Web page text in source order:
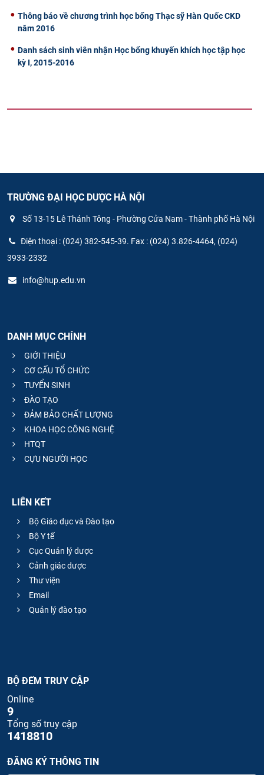
Thông báo về chương trình học bổng Thạc sỹ Hàn Quốc CKD
năm 2016
Danh sách sinh viên nhận Học bổng khuyến khích học tập học
kỳ I, 2015-2016
TRƯỜNG ĐẠI HỌC DƯỢC HÀ NỘI
Số 13-15 Lê Thánh Tông - Phường Cửa Nam - Thành phố Hà Nội
Điện thoại : (024) 382-545-39. Fax : (024) 3.826-4464, (024)
3933-2332
info@hup.edu.vn
DANH MỤC CHÍNH
GIỚI THIỆU
CƠ CẤU TỔ CHỨC
TUYỂN SINH
ĐÀO TẠO
ĐẢM BẢO CHẤT LƯỢNG
KHOA HỌC CÔNG NGHỆ
HTQT
CỰU NGƯỜI HỌC
LIÊN KẾT
Bộ Giáo dục và Đào tạo
Bộ Y tế
Cục Quản lý dược
Cảnh giác dược
Thư viện
Email
Quản lý đào tạo
BỘ ĐẾM TRUY CẬP
Online
9
Tổng số truy cập
1418810
ĐĂNG KÝ THÔNG TIN